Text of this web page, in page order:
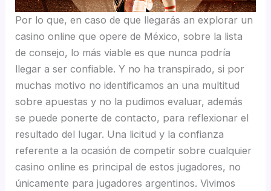
Por lo que, en caso de que llegarás an explorar un
casino online que opere de México, sobre la lista
de consejo, lo más viable es que nunca podrí­a
llegar a ser confiable. Y no ha transpirado, si por
muchas motivo no identificamos an una multitud
sobre apuestas y no la pudimos evaluar, además
se puede ponerte de contacto, para reflexionar el
resultado del lugar. Una licitud y la confianza
referente a la ocasión de competir sobre cualquier
casino online es principal de estos jugadores, no
únicamente para jugadores argentinos. Vivimos